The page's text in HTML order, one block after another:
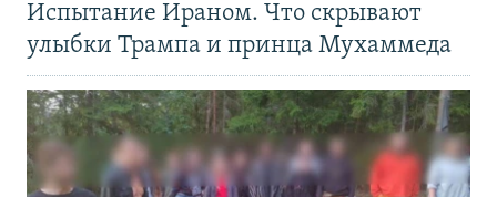
Испытание Ираном. Что скрывают
улыбки Трампа и принца Мухаммеда